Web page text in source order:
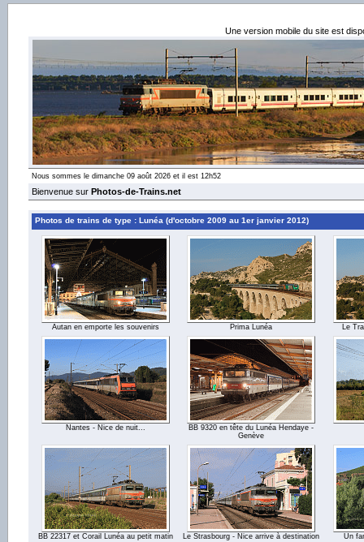
Une version mobile du site est
Nous sommes le dimanche 09 août 2026 et il est 12h52
Bienvenue sur Photos-de-Trains.net
Photos de trains de type : Lunéa (d'octobre 2009 au 1er janvier 2012)
Autan en emporte les souvenirs Prima Lunéa Le
Nantes - Nice de nuit...
BB 9320 en tête du Lunéa Hendaye -
Genève
BB 22317 et Corail Lunéa au petit matin Le Strasbourg - Nice arrive à destination Un